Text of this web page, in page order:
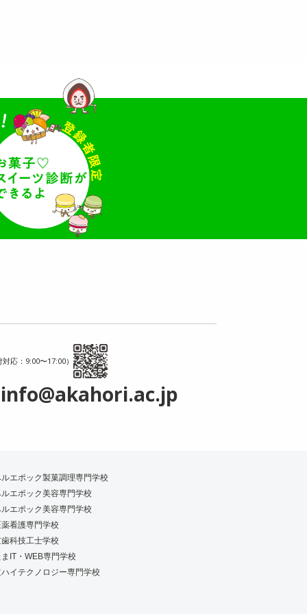
応：9:00〜17:00）
info@akahori.ac.jp
エポック製菓調理専門学校
エポック美容専門学校
エポック美容専門学校
看護専門学校
科技工士学校
IT・WEB専門学校
イテクノロジー専門学校